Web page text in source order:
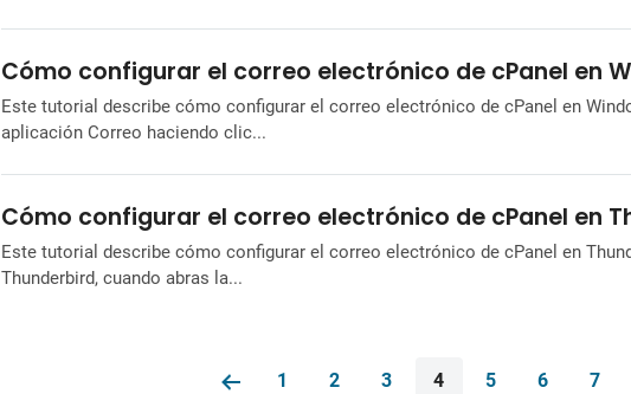
Cómo configurar el correo electrónico de cPanel en
Este tutorial describe cómo configurar el correo electrónico de cPanel en
aplicación Correo haciendo clic...
Cómo configurar el correo electrónico de cPanel en
Este tutorial describe cómo configurar el correo electrónico de cPanel en
Thunderbird, cuando abras la...
1 2 3 4 5 6 7